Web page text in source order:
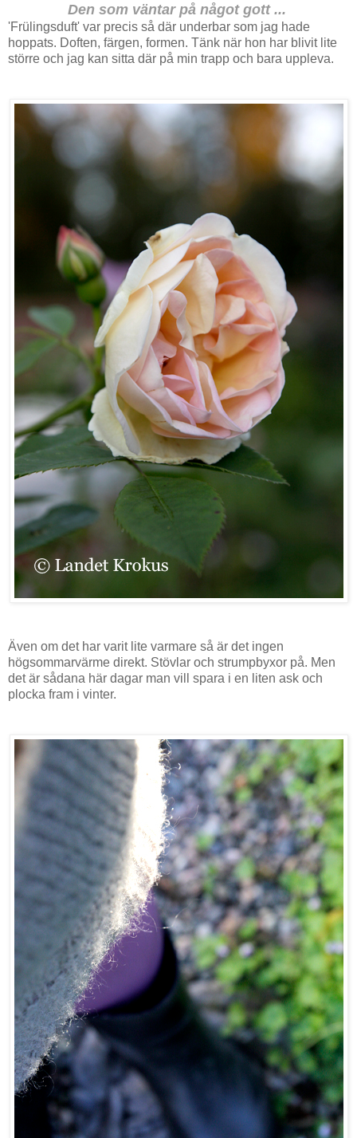
Den som väntar på något gott ...
'Frülingsduft' var precis så där underbar som jag hade
hoppats. Doften, färgen, formen. Tänk när hon har blivit lite
större och jag kan sitta där på min trapp och bara uppleva.
Även om det har varit lite varmare så är det ingen
högsommarvärme direkt. Stövlar och strumpbyxor på. Men
det är sådana här dagar man vill spara i en liten ask och
plocka fram i vinter.